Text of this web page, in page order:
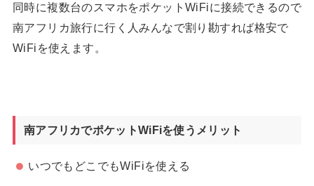
同時に複数台のスマホをポケットWiFiに接続できるので
南アフリカ旅行に行く人みんなで割り勘すれば格安で
WiFiを使えます。
南アフリカでポケットWiFiを使うメリット
いつでもどこでもWiFiを使える